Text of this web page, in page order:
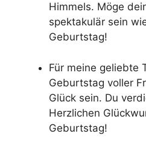
Himmels. Möge
spektakulär sein
Geburtstag!
Für meine geliebte
Geburtstag voller
Glück sein. Du
Herzlichen
Geburtstag!